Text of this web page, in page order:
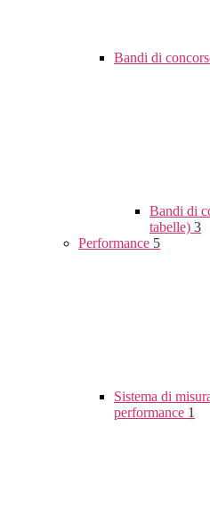
Bandi di
Bandi di
tabelle) 3
Performance 5
Sistema di
performance 1